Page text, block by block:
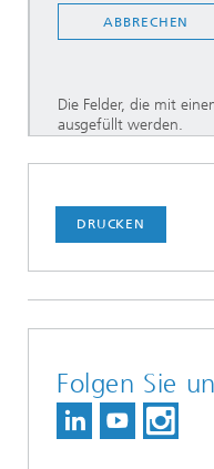
ABBRECHEN
Die Felder, die mit
ausgefüllt werden.
DRUCKEN
Folgen Sie